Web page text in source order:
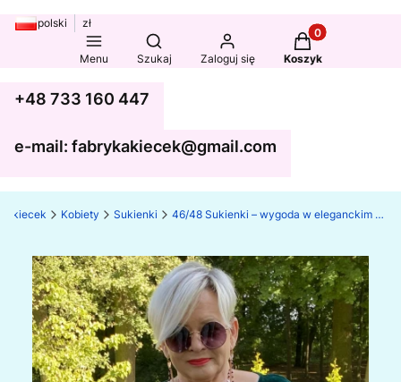
polski zł
Menu
Otwórz wyszukiwarkę
Szukaj Zaloguj się
Produkty w
Koszyk
+48 733 160 447
e-mail: fabrykakiecek@gmail.com
kiecek Kobiety Sukienki 46/48 Sukienki – wygoda w eleganckim stylu